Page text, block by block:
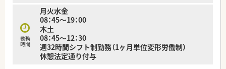
30代の薬剤師を中心に20代～70代まで幅広い年齢層の方が活躍
しています。
＜法人の取り組み＞
「有給休暇100％消化プロジェクト」
働き方改革における社員全員のワークライフバランス実現のた
勤務
時間
月火水金
08：45～19：00
木土
08：45～12：30
週32時間シフト制勤務（1ヶ月単位変形労働制）
休憩法定通り付与